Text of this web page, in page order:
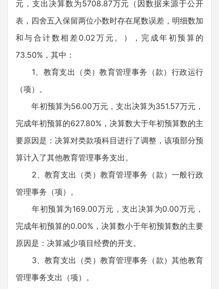
元，支出决算数为5708.87万元（因数据来源于公开
表，四舍五入保留两位小数时存在尾数误差，明细数加
和与合计数相差0.02万元。），完成年初预算的
73.50%，其中：
1、教育支出（类）教育管理事务（款）行政运行
（项）。
年初预算为56.00万元，支出决算为351.57万元，
完成年初预算的627.80%，决算数大于年初预算数的主
要原因是：决算对类款项科目进行了调整，该项部分预
算计入了其他教育管理事务支出。
2、教育支出（类）教育管理事务（款）一般行政
管理事务（项）。
年初预算为169.00万元，支出决算为0.00万元，
完成年初预算的0.00%，决算数小于年初预算数的主要
原因是：决算减少项目经费的开支。
3、教育支出（类）教育管理事务（款）其他教育
管理事务支出（项）。